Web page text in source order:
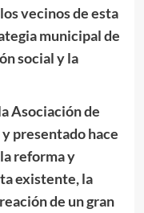
vecinos de esta
municipal de
social y la
Asociación de
presentado hace
reforma y
existente, la
de un gran